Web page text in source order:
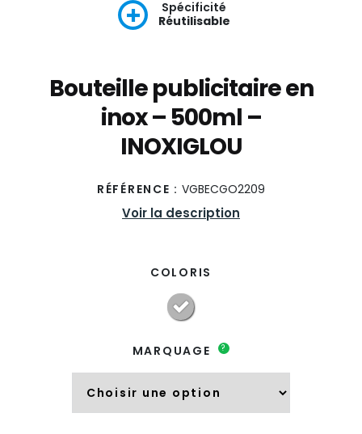
Spécificité
Réutilisable
Bouteille publicitaire en
inox – 500ml –
INOXIGLOU
RÉFÉRENCE : VGBECGO2209
Voir la description
COLORIS
MARQUAGE ?